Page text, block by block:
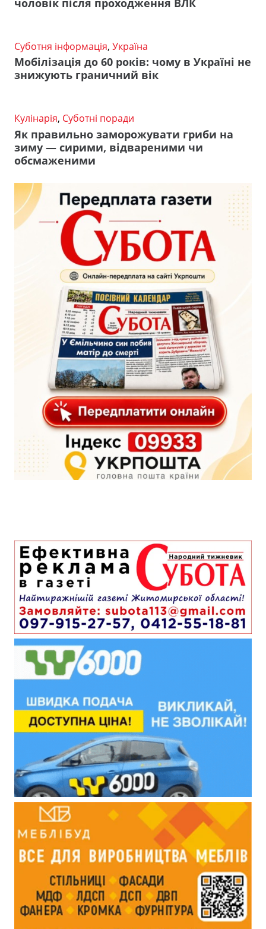
Суботня інформація, Україна
Мобілізація до 60 років: чому в Україні не
знижують граничний вік
Кулінарія, Суботні поради
Як правильно заморожувати гриби на
зиму — сирими, відвареними чи
обсмаженими